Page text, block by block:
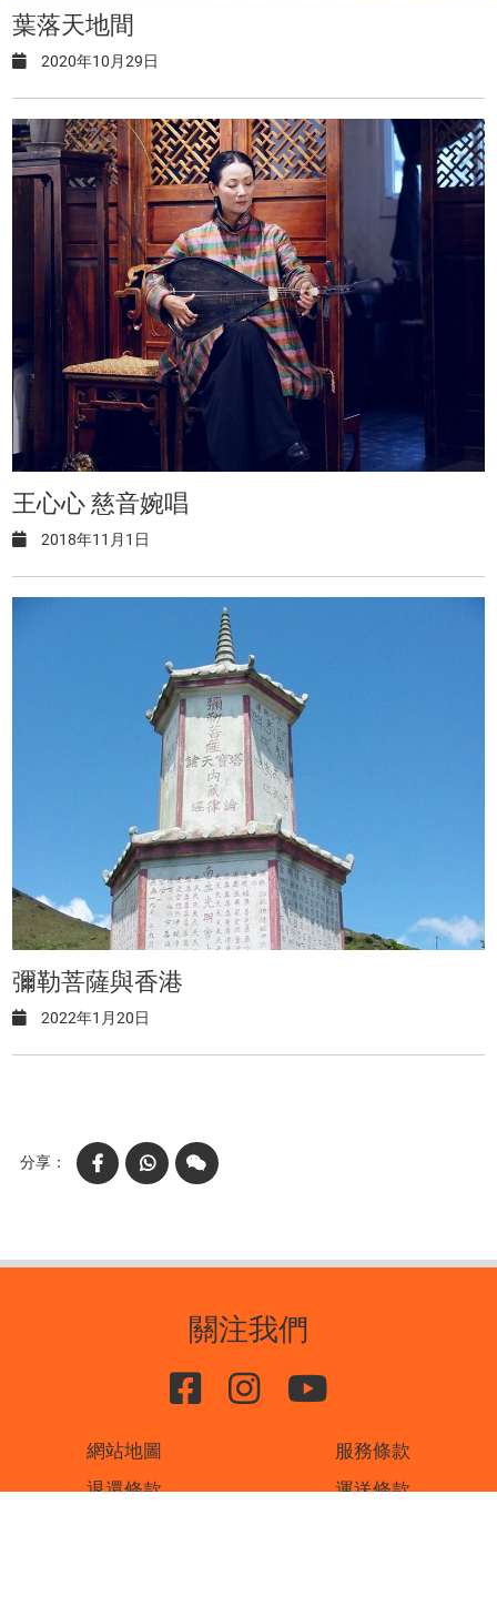
葉落天地間
2020年10月29日
王心心 慈音婉唱
2018年11月1日
彌勒菩薩與香港
2022年1月20日
FacebookWhatsAppWeChat
關注我們
網站地圖
服務條款
退還條款
運送條款